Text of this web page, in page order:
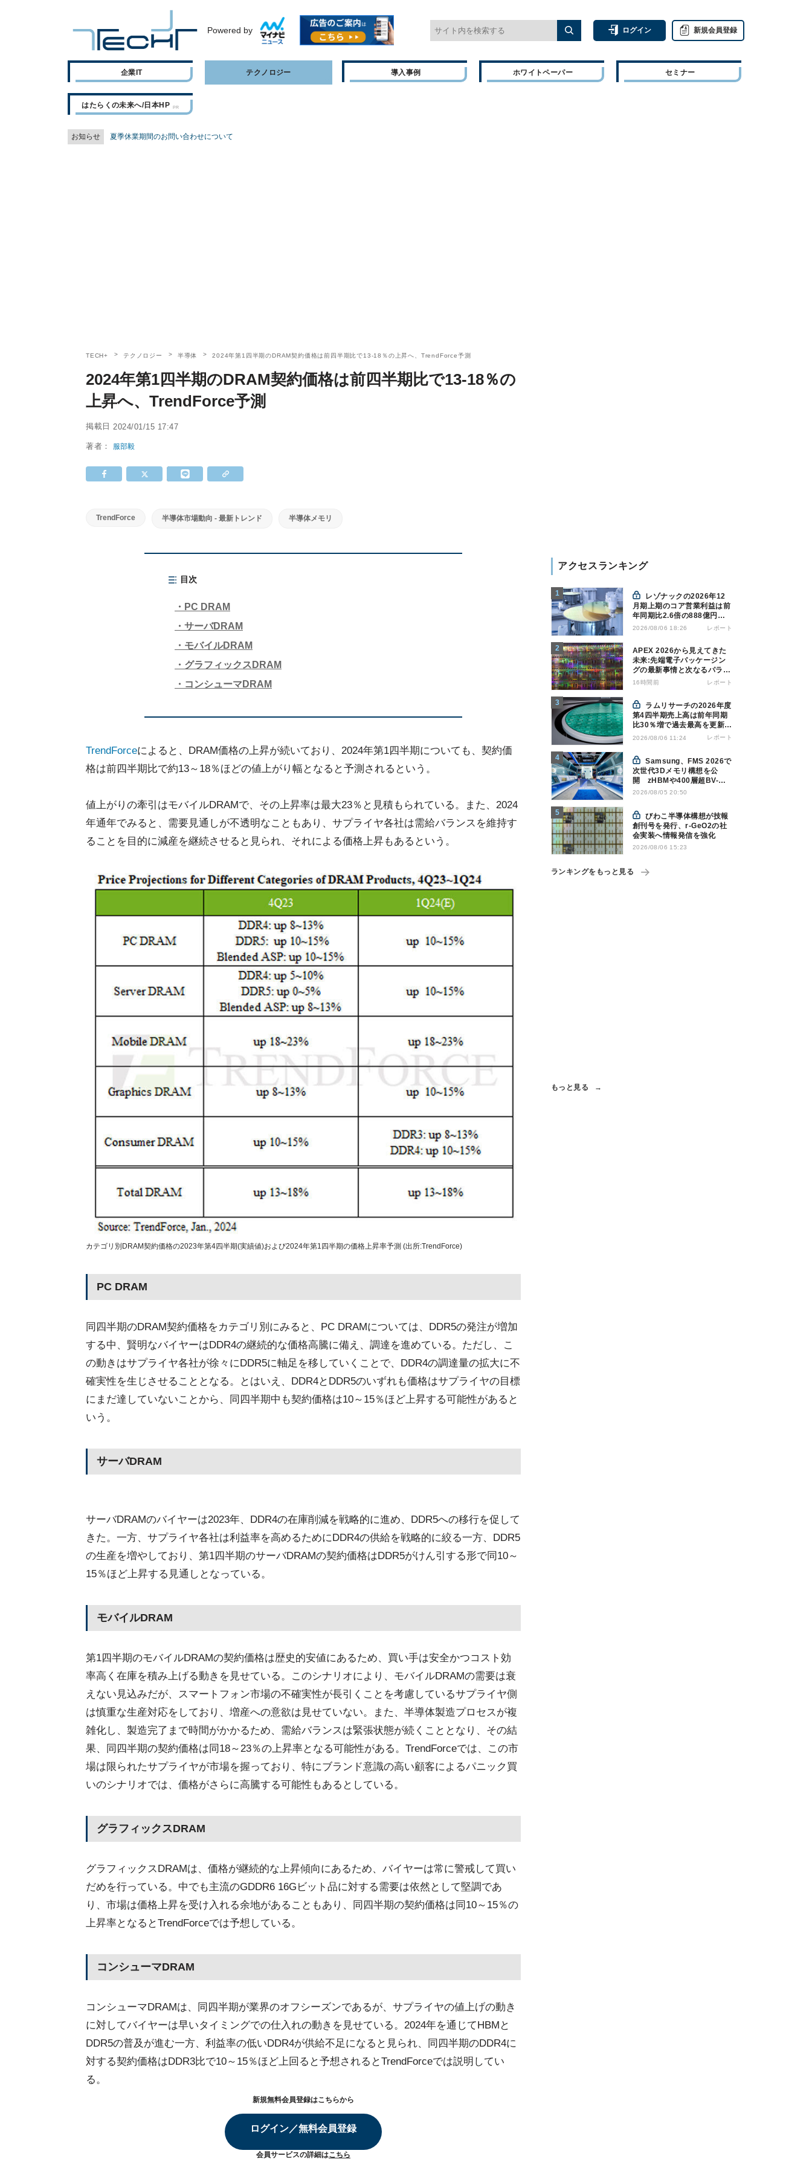
Powered by ログイン 新規会員登録
企業IT テクノロジー 導入事例 ホワイトペーパー セミナー
はたらくの未来へ/日本HP
お知らせ 夏季休業期間のお問い合わせについて
TECH+ テクノロジー 半導体 2024年第1四半期のDRAM契約価格は前四半期比で13-18％の上昇へ、TrendForce予測
2024年第1四半期のDRAM契約価格は前四半期比で13-18％の
上昇へ、TrendForce予測
掲載日 2024/01/15 17:47
著者： 服部毅
TrendForce 半導体市場動向 - 最新トレンド 半導体メモリ
目次
PC DRAM
サーバDRAM
モバイルDRAM
グラフィックスDRAM
コンシューマDRAM
TrendForceによると、DRAM価格の上昇が続いており、2024年第1四半期についても、契約価
格は前四半期比で約13～18％ほどの値上がり幅となると予測されるという。
値上がりの牽引はモバイルDRAMで、その上昇率は最大23％と見積もられている。また、2024
年通年でみると、需要見通しが不透明なこともあり、サプライヤ各社は需給バランスを維持す
ることを目的に減産を継続させると見られ、それによる価格上昇もあるという。
カテゴリ別DRAM契約価格の2023年第4四半期(実績値)および2024年第1四半期の価格上昇率予測 (出所:TrendForce)
PC DRAM
同四半期のDRAM契約価格をカテゴリ別にみると、PC DRAMについては、DDR5の発注が増加
する中、賢明なバイヤーはDDR4の継続的な価格高騰に備え、調達を進めている。ただし、こ
の動きはサプライヤ各社が徐々にDDR5に軸足を移していくことで、DDR4の調達量の拡大に不
確実性を生じさせることとなる。とはいえ、DDR4とDDR5のいずれも価格はサプライヤの目標
にまだ達していないことから、同四半期中も契約価格は10～15％ほど上昇する可能性があると
いう。
サーバDRAM
サーバDRAMのバイヤーは2023年、DDR4の在庫削減を戦略的に進め、DDR5への移行を促して
きた。一方、サプライヤ各社は利益率を高めるためにDDR4の供給を戦略的に絞る一方、DDR5
の生産を増やしており、第1四半期のサーバDRAMの契約価格はDDR5がけん引する形で同10～
15％ほど上昇する見通しとなっている。
モバイルDRAM
第1四半期のモバイルDRAMの契約価格は歴史的安値にあるため、買い手は安全かつコスト効
率高く在庫を積み上げる動きを見せている。このシナリオにより、モバイルDRAMの需要は衰
えない見込みだが、スマートフォン市場の不確実性が長引くことを考慮しているサプライヤ側
は慎重な生産対応をしており、増産への意欲は見せていない。また、半導体製造プロセスが複
雑化し、製造完了まで時間がかかるため、需給バランスは緊張状態が続くこととなり、その結
果、同四半期の契約価格は同18～23％の上昇率となる可能性がある。TrendForceでは、この市
場は限られたサプライヤが市場を握っており、特にブランド意識の高い顧客によるパニック買
いのシナリオでは、価格がさらに高騰する可能性もあるとしている。
グラフィックスDRAM
グラフィックスDRAMは、価格が継続的な上昇傾向にあるため、バイヤーは常に警戒して買い
だめを行っている。中でも主流のGDDR6 16Gビット品に対する需要は依然として堅調であ
り、市場は価格上昇を受け入れる余地があることもあり、同四半期の契約価格は同10～15％の
上昇率となるとTrendForceでは予想している。
コンシューマDRAM
コンシューマDRAMは、同四半期が業界のオフシーズンであるが、サプライヤの値上げの動き
に対してバイヤーは早いタイミングでの仕入れの動きを見せている。2024年を通じてHBMと
DDR5の普及が進む一方、利益率の低いDDR4が供給不足になると見られ、同四半期のDDR4に
対する契約価格はDDR3比で10～15％ほど上回ると予想されるとTrendForceでは説明してい
る。
新規無料会員登録はこちらから
ログイン／無料会員登録
会員サービスの詳細はこちら
アクセスランキング
月期上期のコア営業利益は前
年同期比2.6倍の888億円、
AI向け半導体材料が好調
2026/08/06 18:26 レポート
APEX 2026から見えてきた
未来:先端電子パッケージン
グの最新事情と次なるパラダ
イムシフト
16時間前 レポート
第4四半期売上高は前年同期
比30％増で過去最高を更新、
NAND関連が好調
2026/08/06 11:24 レポート
Samsung、FMS 2026で
次世代3Dメモリ構想を公
開 zHBMや400層超BV-
NANDを披露
2026/08/05 20:50
びわこ半導体構想が技報
創刊号を発行、r-GeO2の社
会実装へ情報発信を強化
2026/08/06 15:23
ランキングをもっと見る
もっと見る